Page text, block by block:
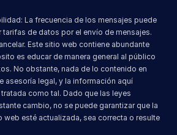
La frecuencia de los mensajes puede
tarifas de datos por el envío de mensajes.
Este sitio web contiene abundante
es educar de manera general al público
No obstante, nada de lo contenido en
asesoría legal, y la información aquí
como tal. Dado que las leyes
cambio, no se puede garantizar que la
web esté actualizada, sea correcta o resulte